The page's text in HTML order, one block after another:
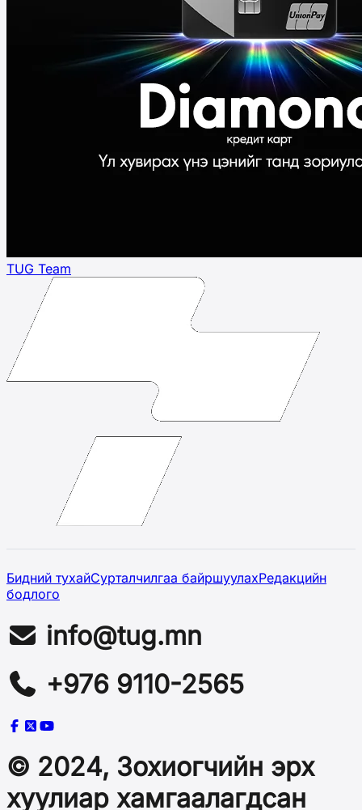
TUG Team
Бидний тухайСурталчилгаа байршуулахРедакцийн
бодлого
info@tug.mn
+976 9110-2565
© 2024, Зохиогчийн эрх
хуулиар хамгаалагдсан